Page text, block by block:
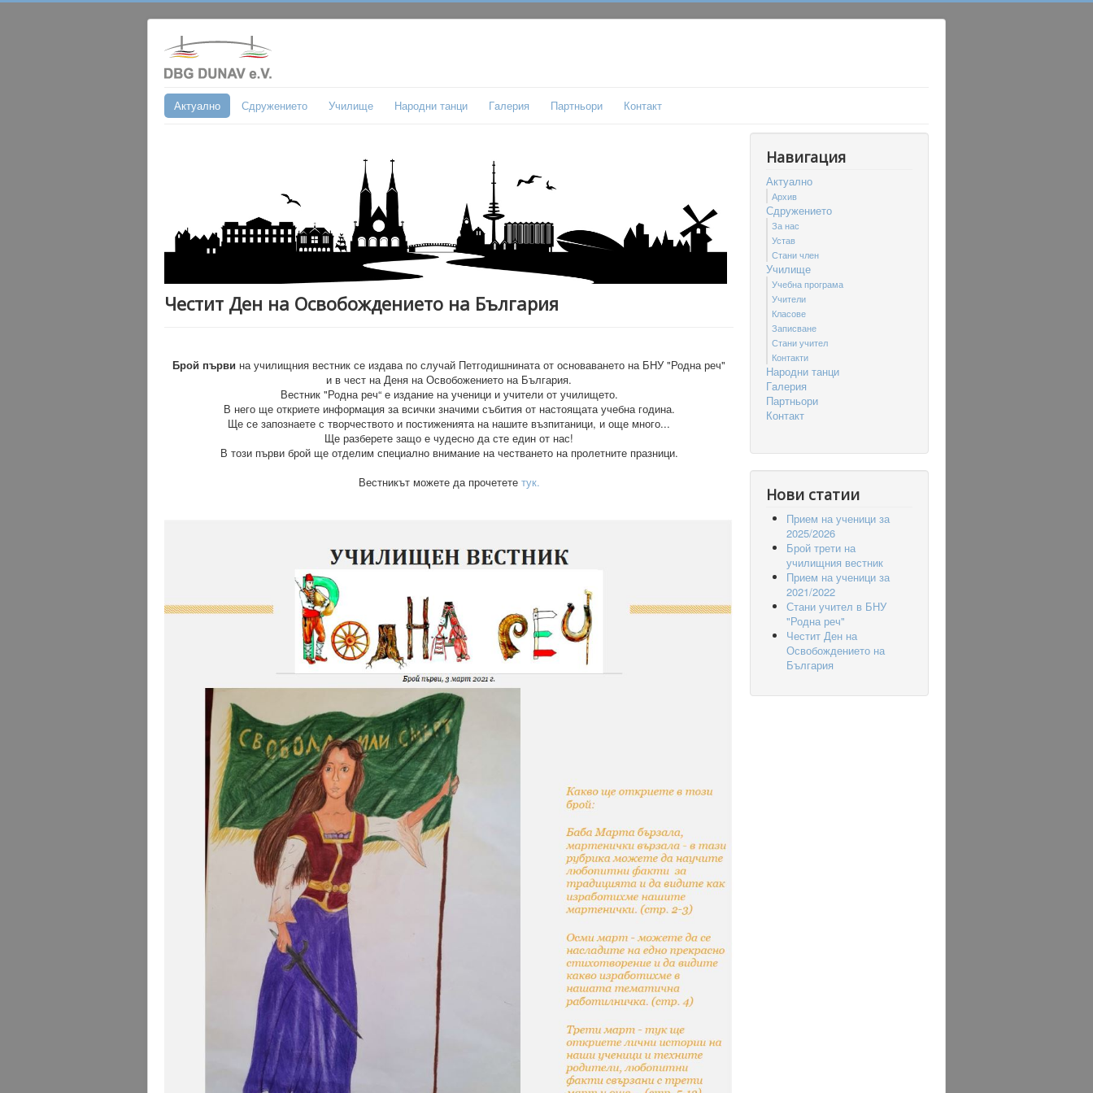
Актуално Сдружението Училище Народни танци Гaлерия Партньори Контакт
Честит Ден на Освобождението на България
Брой първи на училищния вестник се издава по случай Петгодишнината от основаването на БНУ "Родна реч"
и в чест на Деня на Освобожението на България.
Вестник "Родна реч“ е издание на ученици и учители от училището.
В него ще откриете информация за всички значими събития от настоящата учебна година.
Ще се запознаете с творчеството и постиженията на нашите възпитаници, и още много...
Ще разберете защо е чудесно да сте един от нас!
В този първи брой ще отделим специално внимание на честването на пролетните празници.
Вестникът можете да прочетететук.
Навигация
Актуално
Архив
Сдружението
За нас
Устав
Стани член
Училище
Учебна програма
Учители
Класове
Записване
Стани учител
Контакти
Народни танци
Гaлерия
Партньори
Контакт
Нови статии
Прием на ученици за
2025/2026
Брой трети на
училищния вестник
Прием на ученици за
2021/2022
Стани учител в БНУ
"Родна реч"
Честит Ден на
Освобождението на
България